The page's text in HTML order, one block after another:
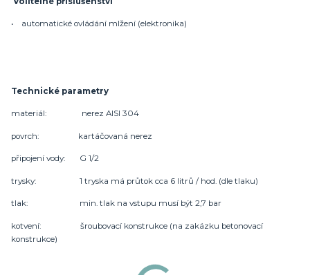
• automatické ovládání mlžení (elektronika)
Technické parametry
materiál: nerez AISI 304
povrch: kartáčovaná nerez
připojení vody: G 1/2
trysky: 1 tryska má průtok cca 6 litrů / hod. (dle tlaku)
tlak: min. tlak na vstupu musí být 2,7 bar
kotvení: šroubovací konstrukce (na zakázku betonovací
konstrukce)